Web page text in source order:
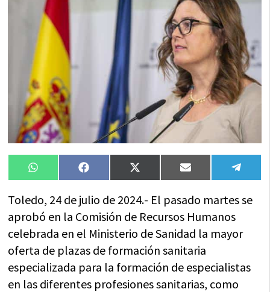
Compartir
en
WhatsAppCompartir
en
FacebookCompartir
en
X
(Twitter)
Compartir
en
Email
en
Toledo, 24 de julio de 2024.- El pasado martes se
aprobó en la Comisión de Recursos Humanos
celebrada en el Ministerio de Sanidad la mayor
oferta de plazas de formación sanitaria
especializada para la formación de especialistas
en las diferentes profesiones sanitarias, como